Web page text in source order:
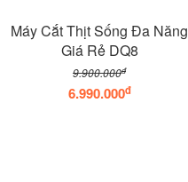
Máy Cắt Thịt Sống Đa Năng
Giá Rẻ DQ8
9.900.000đ
6.990.000đ